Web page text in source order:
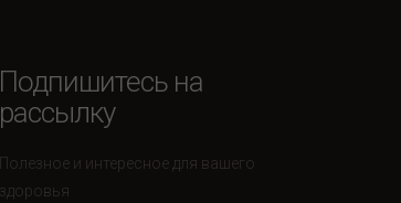
Подпишитесь на
рассылку
Полезное и интересное для вашего
здоровья